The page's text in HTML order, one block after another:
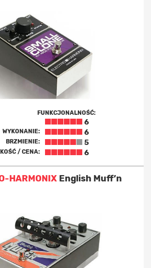
FUNKCJONALNOŚĆ:
6
WYKONANIE: 6
BRZMIENIE: 5
/ CENA: 6
HARMONIXEnglish Muff’n